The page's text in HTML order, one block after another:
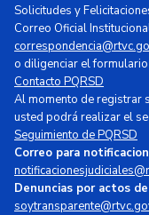
Solicitudes y
Correo Oficial
o diligenciar el formulario
Contacto PQRSD
Al momento de registrar
usted podrá realizar el
Seguimiento de PQRSD
Correo para
Denuncias por actos